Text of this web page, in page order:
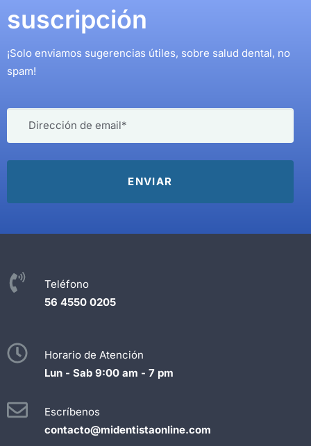
suscripción
¡Solo enviamos sugerencias útiles, sobre salud dental, no
spam!
Teléfono
56 4550 0205
Horario de Atención
Lun - Sab 9:00 am - 7 pm
Escríbenos
contacto@midentistaonline.com